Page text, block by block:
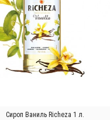
Сироп Ваниль Richeza 1 л.